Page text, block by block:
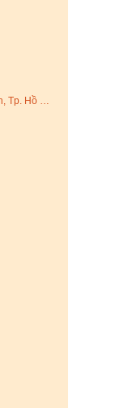
Chí Minh